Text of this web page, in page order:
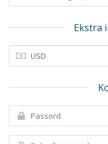
Ekstra